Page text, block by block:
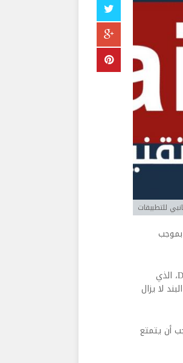
للتطبيقات
وتم تضمين هذا الشرط في الاقتراح الأولي لقانون الأسواق الرقمية الشامل للكتلة، أو DMA، الذي
لا يزال
أن يتمتع